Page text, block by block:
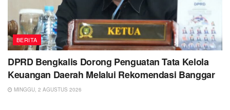
BERITA
DPRD Bengkalis Dorong Penguatan Tata Kelola
Keuangan Daerah Melalui Rekomendasi Banggar
MINGGU, 2 AGUSTUS 2026